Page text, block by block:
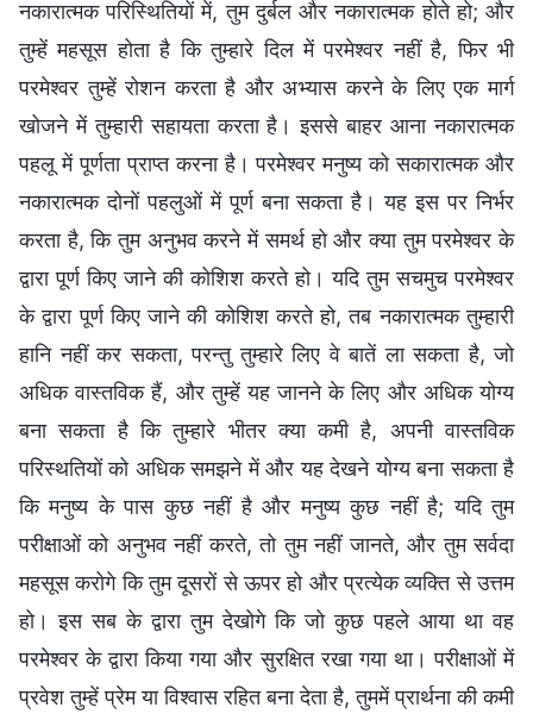
नकारात्मक परिस्थितियों में, तुम दुर्बल और नकारात्मक होते हो; और
तुम्हें महसूस होता है कि तुम्हारे दिल में परमेश्वर नहीं है, फिर भी
परमेश्वर तुम्हें रोशन करता है और अभ्यास करने के लिए एक मार्ग
खोजने में तुम्हारी सहायता करता है। इससे बाहर आना नकारात्मक
पहलू में पूर्णता प्राप्त करना है। परमेश्वर मनुष्य को सकारात्मक और
नकारात्मक दोनों पहलुओं में पूर्ण बना सकता है। यह इस पर निर्भर
करता है, कि तुम अनुभव करने में समर्थ हो और क्या तुम परमेश्वर के
द्वारा पूर्ण किए जाने की कोशिश करते हो। यदि तुम सचमुच परमेश्वर
के द्वारा पूर्ण किए जाने की कोशिश करते हो, तब नकारात्मक तुम्हारी
हानि नहीं कर सकता, परन्तु तुम्हारे लिए वे बातें ला सकता है, जो
अधिक वास्तविक हैं, और तुम्हें यह जानने के लिए और अधिक योग्य
बना सकता है कि तुम्हारे भीतर क्या कमी है, अपनी वास्तविक
परिस्थतियों को अधिक समझने में और यह देखने योग्य बना सकता है
कि मनुष्य के पास कुछ नहीं है और मनुष्य कुछ नहीं है; यदि तुम
परीक्षाओं को अनुभव नहीं करते, तो तुम नहीं जानते, और तुम सर्वदा
महसूस करोगे कि तुम दूसरों से ऊपर हो और प्रत्येक व्यक्ति से उत्तम
हो। इस सब के द्वारा तुम देखोगे कि जो कुछ पहले आया था वह
परमेश्वर के द्वारा किया गया और सुरक्षित रखा गया था। परीक्षाओं में
प्रवेश तुम्हें प्रेम या विश्वास रहित बना देता है, तुममें प्रार्थना की कमी